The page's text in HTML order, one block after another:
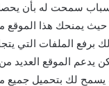
سمحت له بأن
يمنحك هذا الموقع
يدعم الموقع العديد
يسمح لك بتحميل جميع